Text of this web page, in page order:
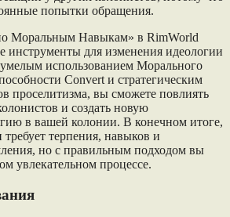
попытки обращения.
Моральным Навыкам» в RimWorld
инструменты для изменения идеологии
использованием Морального
Convert и стратегическим
проселитизма, вы сможете повлиять
и создать новую
в вашей колонии. В конечном итоге,
терпения, навыков и
но с правильным подходом вы
увлекательном процессе.